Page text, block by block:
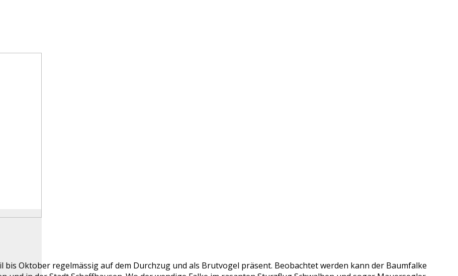
bis Oktober regelmässig auf dem Durchzug und als Brutvogel präsent. Beobachtet werden kann der Baumfalke